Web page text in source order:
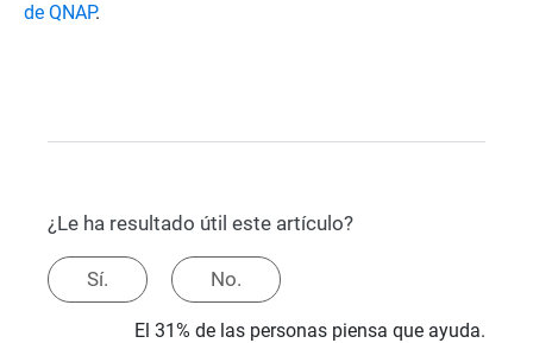
de QNAP.
¿Le ha resultado útil este artículo?
Sí. No.
El 31% de las personas piensa que ayuda.